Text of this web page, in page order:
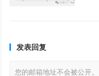
发表回复
您的邮箱地址不会被公开。